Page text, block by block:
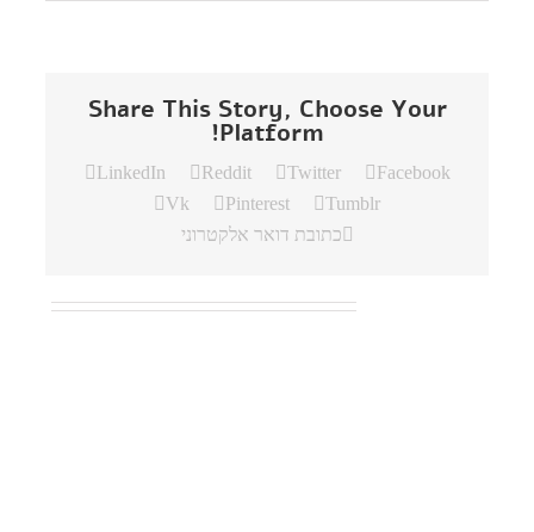
Share This Story, Choose Your
Platform!
Facebook
Twitter
Reddit
LinkedIn
Tumblr
Pinterest
Vk
כתובת דואר אלקטרוני